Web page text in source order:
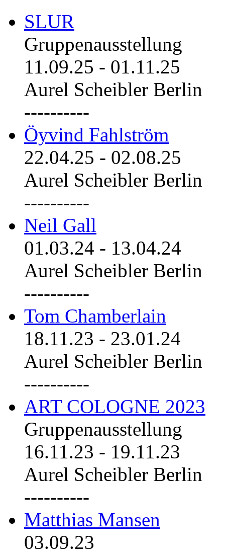
SLUR
Gruppenausstellung
11.09.25 - 01.11.25
Aurel Scheibler Berlin
----------
Öyvind Fahlström
22.04.25 - 02.08.25
Aurel Scheibler Berlin
----------
Neil Gall
01.03.24 - 13.04.24
Aurel Scheibler Berlin
----------
Tom Chamberlain
18.11.23 - 23.01.24
Aurel Scheibler Berlin
----------
ART COLOGNE 2023
Gruppenausstellung
16.11.23 - 19.11.23
Aurel Scheibler Berlin
----------
Matthias Mansen
03.09.23